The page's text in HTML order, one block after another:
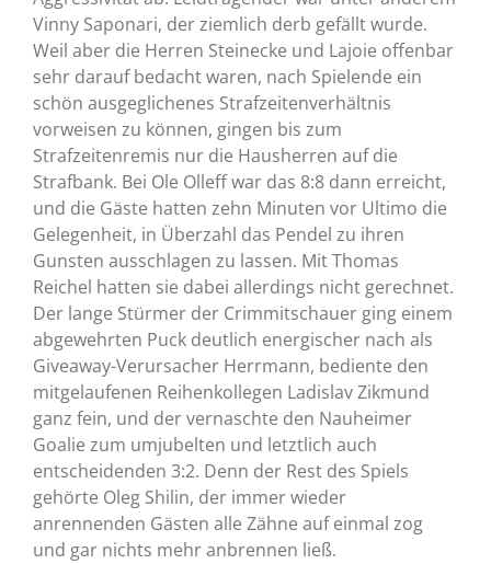
Vinny Saponari, der ziemlich derb gefällt wurde.
Weil aber die Herren Steinecke und Lajoie offenbar
sehr darauf bedacht waren, nach Spielende ein
schön ausgeglichenes Strafzeitenverhältnis
vorweisen zu können, gingen bis zum
Strafzeitenremis nur die Hausherren auf die
Strafbank. Bei Ole Olleff war das 8:8 dann erreicht,
und die Gäste hatten zehn Minuten vor Ultimo die
Gelegenheit, in Überzahl das Pendel zu ihren
Gunsten ausschlagen zu lassen. Mit Thomas
Reichel hatten sie dabei allerdings nicht gerechnet.
Der lange Stürmer der Crimmitschauer ging einem
abgewehrten Puck deutlich energischer nach als
Giveaway-Verursacher Herrmann, bediente den
mitgelaufenen Reihenkollegen Ladislav Zikmund
ganz fein, und der vernaschte den Nauheimer
Goalie zum umjubelten und letztlich auch
entscheidenden 3:2. Denn der Rest des Spiels
gehörte Oleg Shilin, der immer wieder
anrennenden Gästen alle Zähne auf einmal zog
und gar nichts mehr anbrennen ließ.